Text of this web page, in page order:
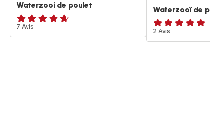
Waterzooi de poulet
ratings.4.6
7 Avis
Waterzooï de
Avis
5
2 Avis